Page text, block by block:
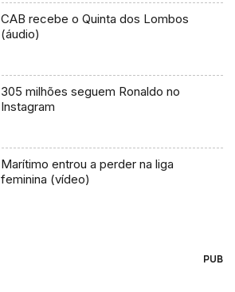
CAB recebe o Quinta dos Lombos
(áudio)
305 milhões seguem Ronaldo no
Instagram
Marítimo entrou a perder na liga
feminina (vídeo)
PUB